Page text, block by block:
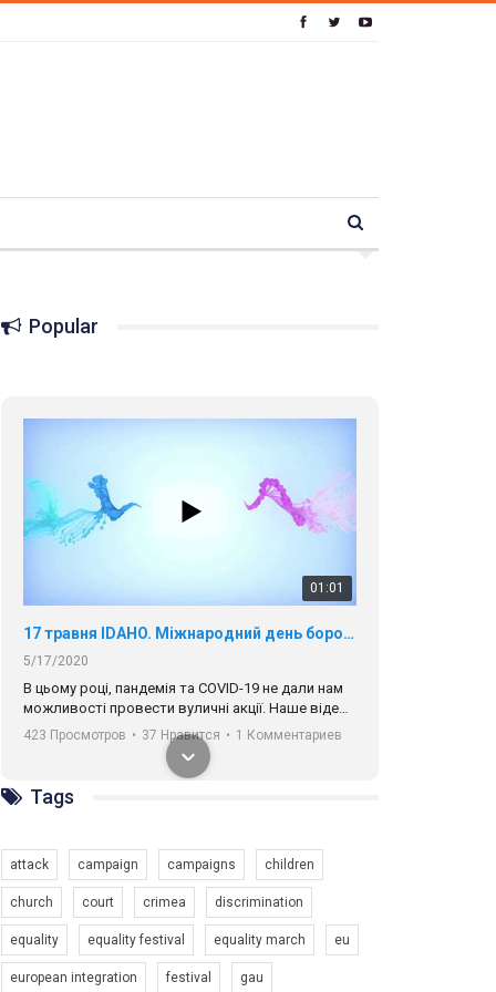
Popular
01:01
17 травня IDAHO. Міжнародний день боротьби з гомофобією трансфобією і біфобія.
5/17/2020
В цьому році, пандемія та COVІD-19 не дали нам
можливості провести вуличні акції. Наше відео-
звернення про те, що навіть коли ми у різних
містах та не можемо зустрінеться, ми разом. Ми
закликаємо всіх хто поділяє цінності рівності та
солідарності, приєднатися до нас. Регіональні
підрозділи ГАУ є в 16 областях України.
423 Просмотров • 37 Нравится • 1 Комментариев
Tags
attack campaign campaigns children
church court crimea discrimination
equality equality festival equality march eu
european integration festival gau